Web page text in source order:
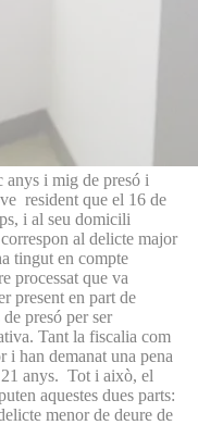
anys i mig de presó i
resident que el 16 de
i al seu domicili
al delicte major
tingut en compte
processat que va
present en part de
presó per ser
Tant la fiscalia com
i han demanat una pena
anys. Tot i això, el
aquestes dues parts:
menor de deure de